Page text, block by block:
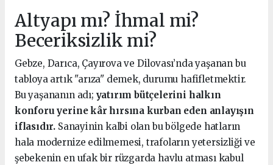
Altyapı mı? İhmal mi?
Beceriksizlik mi?
Gebze, Darıca, Çayırova ve Dilovası’nda yaşanan bu
tabloya artık "arıza" demek, durumu hafifletmektir.
Bu yaşananın adı; yatırım bütçelerini halkın
konforu yerine kâr hırsına kurban eden anlayışın
iflasıdır. Sanayinin kalbi olan bu bölgede hatların
hala modernize edilmemesi, trafoların yetersizliği ve
şebekenin en ufak bir rüzgarda havlu atması kabul